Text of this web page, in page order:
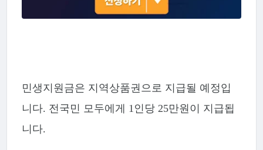
민생지원금은 지역상품권으로 지급될 예정입
니다. 전국민 모두에게 1인당 25만원이 지급됩
니다.